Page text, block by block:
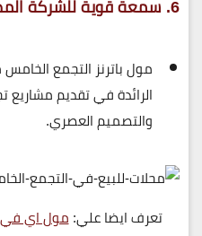
6. سمعة قوية للشركة المطورة
مول باترنز التجمع الخامس
الرائدة في تقديم مشاريع
والتصميم العصري.
تعرف ايضا علي:مول اي في